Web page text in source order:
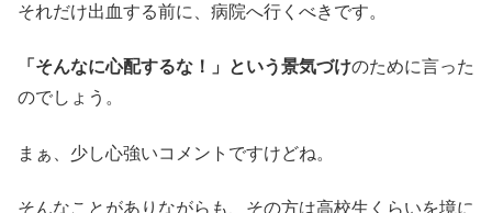
それだけ出血する前に、病院へ行くべきです。
「そんなに心配するな！」という景気づけのために言った
のでしょう。
まぁ、少し心強いコメントですけどね。
そんなことがありながらも、その方は高校生くらいを境に